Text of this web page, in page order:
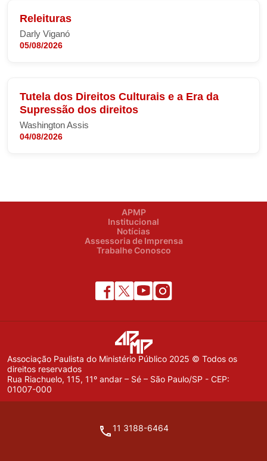
Releituras
Darly Viganó
05/08/2026
Tutela dos Direitos Culturais e a Era da
Supressão dos direitos
Washington Assis
04/08/2026
APMP
Institucional
Notícias
Assessoria de Imprensa
Trabalhe Conosco
Associação Paulista do Ministério Público 2025 © Todos os
direitos reservados
Rua Riachuelo, 115, 11º andar – Sé – São Paulo/SP - CEP:
01007-000
11 3188-6464